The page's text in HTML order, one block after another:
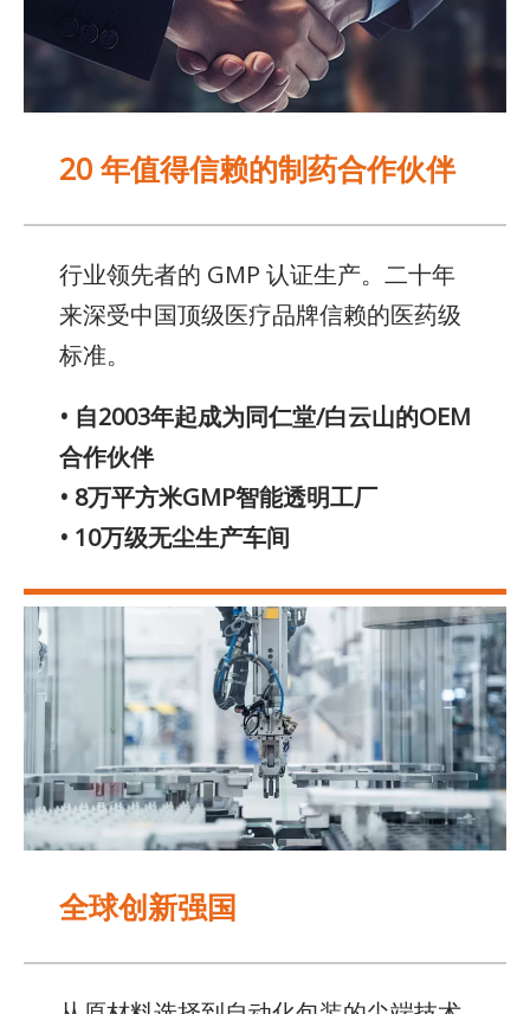
20 年值得信赖的制药合作伙伴
行业领先者的 GMP 认证生产。二十年
来深受中国顶级医疗品牌信赖的医药级
标准。
• 自2003年起成为同仁堂/白云山的OEM
合作伙伴
• 8万平方米GMP智能透明工厂
• 10万级无尘生产车间
全球创新强国